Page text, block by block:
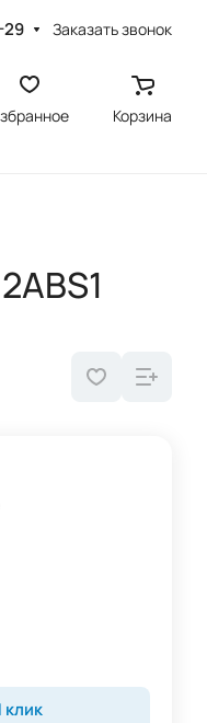
29 Заказать звонок
Корзина
клик